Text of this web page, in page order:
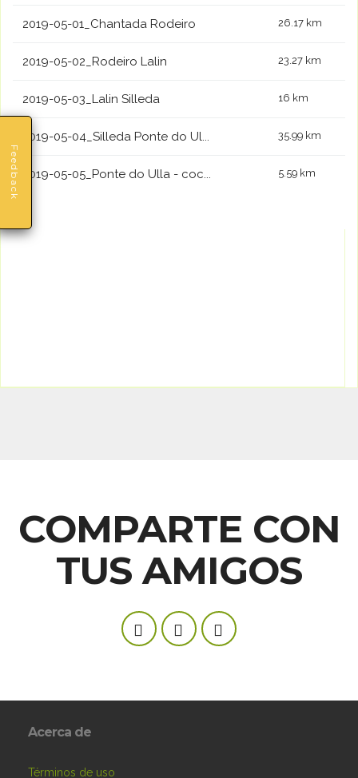
Feedback
2019-05-01_Chantada Rodeiro 26.17 km
2019-05-02_Rodeiro Lalin 23.27 km
2019-05-03_Lalin Silleda 16 km
2019-05-04_Silleda Ponte do Ul... 35.99 km
2019-05-05_Ponte do Ulla - coc... 5.59 km
COMPARTE CON
TUS AMIGOS
Acerca de
Términos de uso